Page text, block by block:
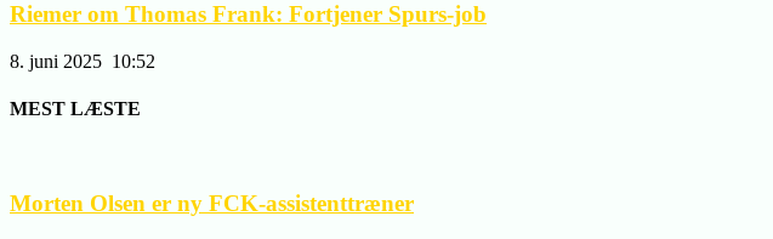
Riemer om Thomas Frank: Fortjener Spurs-job
8. juni 2025 10:52
MEST LÆSTE
Morten Olsen er ny FCK-assistenttræner